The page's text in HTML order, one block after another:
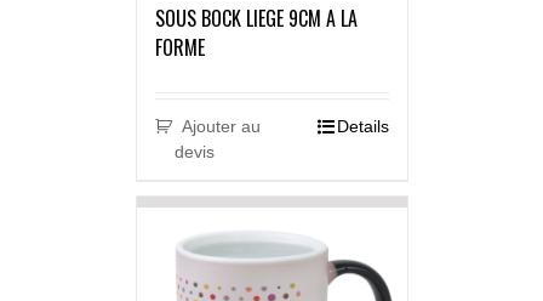
SOUS BOCK LIEGE 9CM A LA
FORME
Ajouter au
devis
Details